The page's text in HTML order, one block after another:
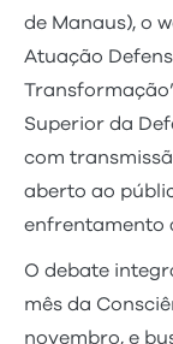
de Manaus), o
Atuação
Superior da
com
aberto ao
enfrentamento
O debate
mês da
novembro, e